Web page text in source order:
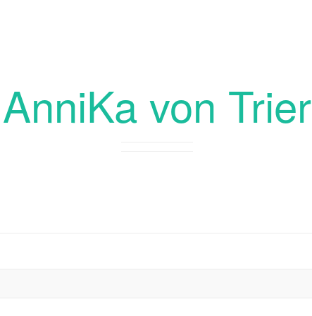
AnniKa von Trier